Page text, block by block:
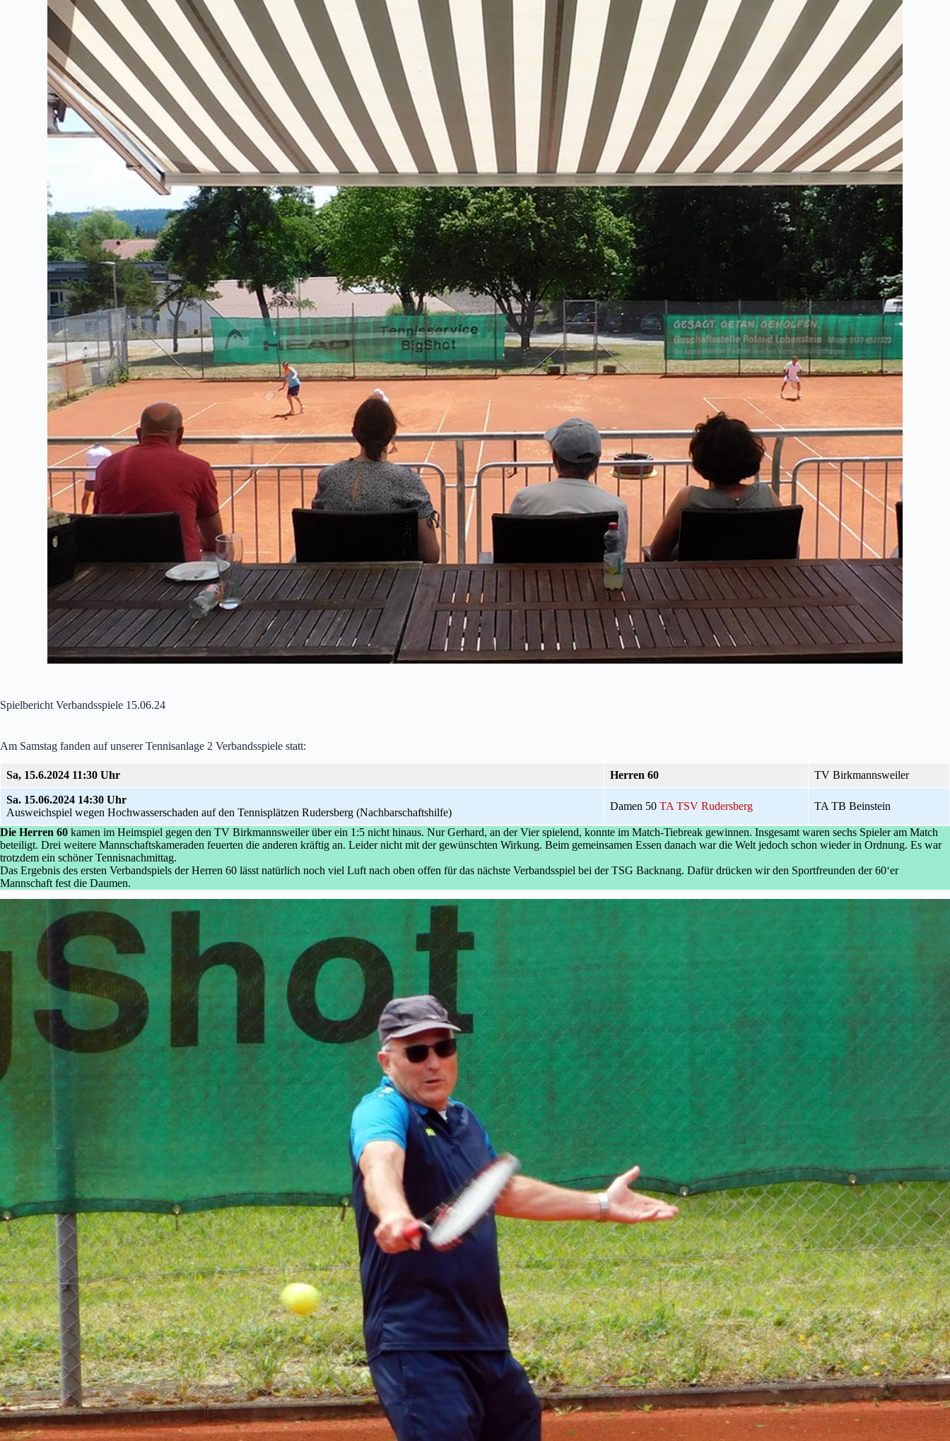
Spielbericht Verbandsspiele 15.06.24
Am Samstag fanden auf unserer Tennisanlage 2 Verbandsspiele statt:
Sa, 15.6.2024 11:30 Uhr Herren 60 TV Birkmannsweiler
Sa. 15.06.2024 14:30 Uhr
Ausweichspiel wegen Hochwasserschaden auf den Tennisplätzen Rudersberg (Nachbarschaftshilfe)
Damen 50 TA TSV Rudersberg TA TB Beinstein
Die Herren 60 kamen im Heimspiel gegen den TV Birkmannsweiler über ein 1:5 nicht hinaus. Nur Gerhard, an der Vier spielend, konnte im Match-Tiebreak gewinnen. Insgesamt waren sechs Spieler am Match
beteiligt. Drei weitere Mannschaftskameraden feuerten die anderen kräftig an. Leider nicht mit der gewünschten Wirkung. Beim gemeinsamen Essen danach war die Welt jedoch schon wieder in Ordnung. Es war
trotzdem ein schöner Tennisnachmittag.
Das Ergebnis des ersten Verbandspiels der Herren 60 lässt natürlich noch viel Luft nach oben offen für das nächste Verbandsspiel bei der TSG Backnang. Dafür drücken wir den Sportfreunden der 60‘er
Mannschaft fest die Daumen.